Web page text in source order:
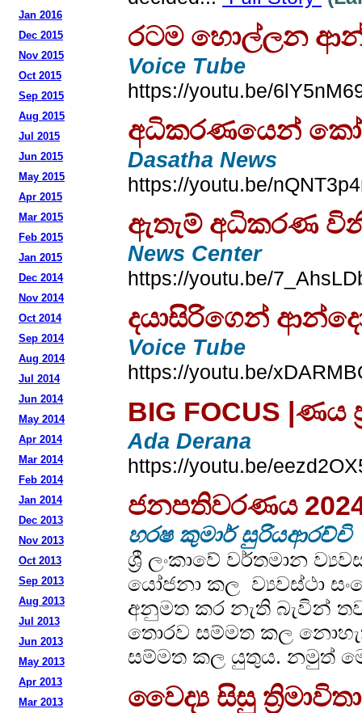
Jan 2016
Dec 2015
Nov 2015
Oct 2015
Sep 2015
Aug 2015
Jul 2015
Jun 2015
May 2015
Apr 2015
Mar 2015
Feb 2015
Jan 2015
Dec 2014
Nov 2014
Oct 2014
Sep 2014
Aug 2014
Jul 2014
Jun 2014
May 2014
Apr 2014
Mar 2014
Feb 2014
Jan 2014
Dec 2013
Nov 2013
Oct 2013
Sep 2013
Aug 2013
Jul 2013
Jun 2013
May 2013
Apr 2013
Mar 2013
රටම හොල්ලන
Voice Tube
https://youtu.be/
අධිකරණයෙන්
Dasatha News
https://youtu.be/
ඇතැම් අධිකරණ
News Center
https://youtu.be/
දයාසිරිගෙන්
Voice Tube
https://youtu.be/
BIG FOCUS
Ada Derana
https://youtu.be/
ජනපතිවරණය
හරෂ කුමාර් සුරියආරච්චි
ශ්‍රී ලංකාවේ වර්තමාන
යෝජනා කල ව්‍යවස්ථා
අනුමත කර නැති බැවින්
තොරව සම්මත කල
සම්මත කල යුතුය. නමුත්
වෛද්‍ය සිසු